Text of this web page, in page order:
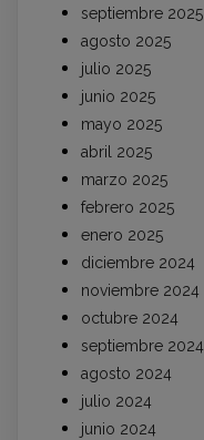
septiembre 2025
agosto 2025
julio 2025
junio 2025
mayo 2025
abril 2025
marzo 2025
febrero 2025
enero 2025
diciembre 2024
noviembre 2024
octubre 2024
septiembre 2024
agosto 2024
julio 2024
junio 2024